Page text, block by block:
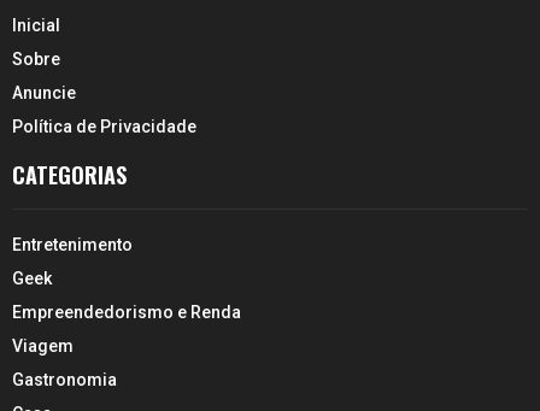
Inicial
Sobre
Anuncie
Política de Privacidade
CATEGORIAS
Entretenimento
Geek
Empreendedorismo e Renda
Viagem
Gastronomia